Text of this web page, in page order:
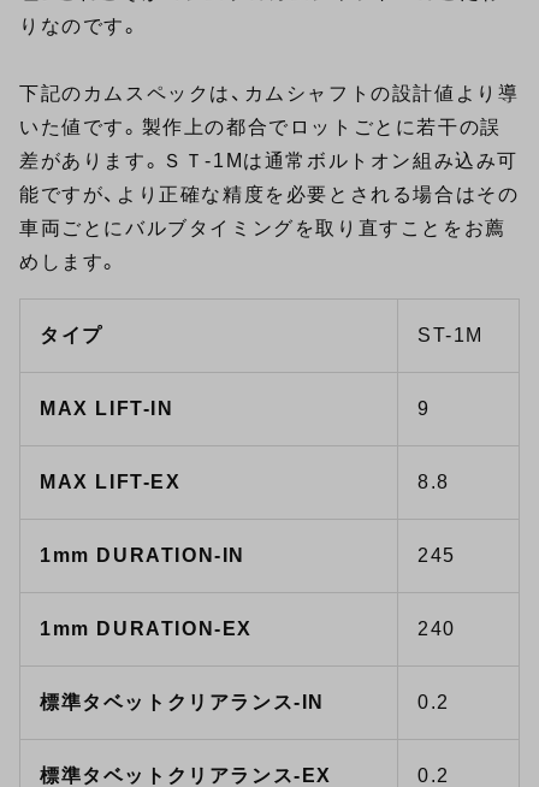
りなのです。
下記のカムスペックは、カムシャフトの設計値より導
いた値です。製作上の都合でロットごとに若干の誤
差があります。ＳＴ-1Mは通常ボルトオン組み込み可
能ですが、より正確な精度を必要とされる場合はその
車両ごとにバルブタイミングを取り直すことをお薦
めします。
タイプ ST-1M
MAX LIFT-IN 9
MAX LIFT-EX 8.8
1mm DURATION-IN 245
1mm DURATION-EX 240
標準タベットクリアランス-IN 0.2
標準タベットクリアランス-EX 0.2